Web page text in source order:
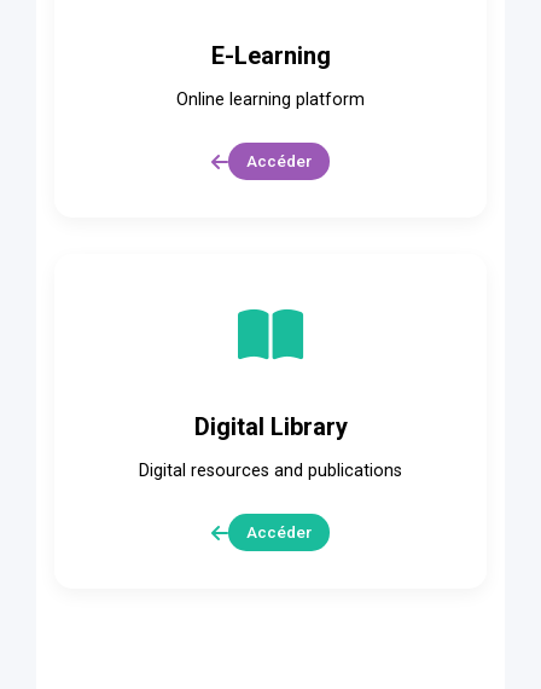
E-Learning
Online learning platform
Accéder
Digital Library
Digital resources and publications
Accéder